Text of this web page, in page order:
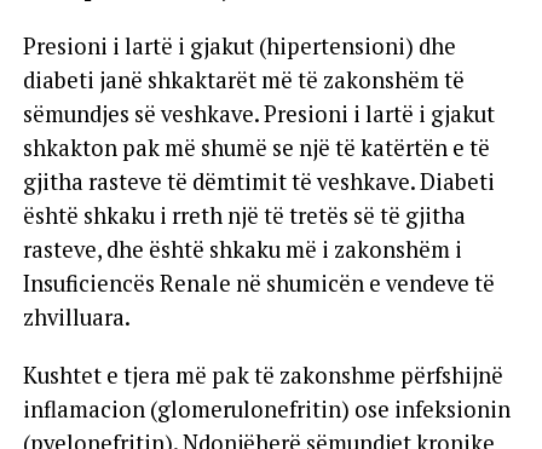
Presioni i lartë i gjakut (hipertensioni) dhe
diabeti janë shkaktarët më të zakonshëm të
sëmundjes së veshkave. Presioni i lartë i gjakut
shkakton pak më shumë se një të katërtën e të
gjitha rasteve të dëmtimit të veshkave. Diabeti
është shkaku i rreth një të tretës së të gjitha
rasteve, dhe është shkaku më i zakonshëm i
Insuficiencës Renale në shumicën e vendeve të
zhvilluara.
Kushtet e tjera më pak të zakonshme përfshijnë
inflamacion (glomerulonefritin) ose infeksionin